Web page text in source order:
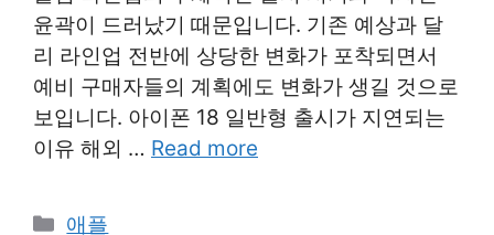
윤곽이 드러났기 때문입니다. 기존 예상과 달
리 라인업 전반에 상당한 변화가 포착되면서
예비 구매자들의 계획에도 변화가 생길 것으로
보입니다. 아이폰 18 일반형 출시가 지연되는
이유 해외 … Read more
Categories
애플